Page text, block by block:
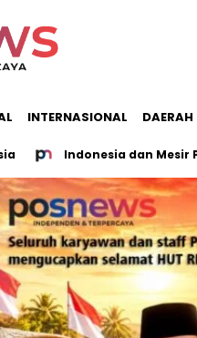
INTERNASIONAL DAERAH
Indonesia dan Mesir Percepat